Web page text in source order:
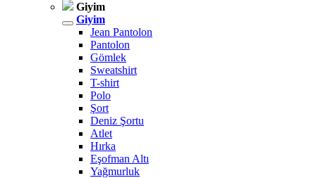
Giyim
Giyim
Jean Pantolon
Pantolon
Gömlek
Sweatshirt
T-shirt
Polo
Şort
Deniz Şortu
Atlet
Hırka
Eşofman Altı
Yağmurluk